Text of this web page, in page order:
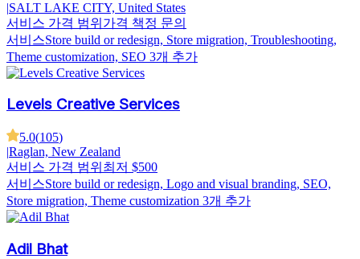
|SALT LAKE CITY, United States
서비스 가격 범위 가격 책정 문의
서비스Store build or redesign, Store migration, Troubleshooting,
Theme customization, SEO 3개 추가
Levels Creative Services
5.0(105)
|Raglan, New Zealand
서비스 가격 범위 최저 $500
서비스Store build or redesign, Logo and visual branding, SEO,
Store migration, Theme customization 3개 추가
Adil Bhat